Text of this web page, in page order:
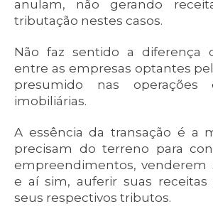
anulam, não gerando
tributação nestes casos.
Não faz sentido a diferença
entre as empresas optantes
presumido nas operações
imobiliárias.
A essência da transação é a
precisam do terreno para
empreendimentos, venderem
e aí sim, auferir suas receitas
seus respectivos tributos.